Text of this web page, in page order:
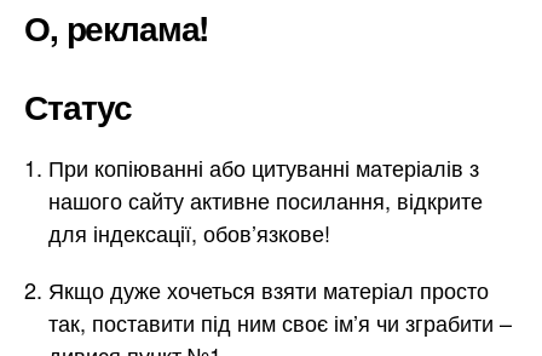
О, реклама!
Статус
При копіюванні або цитуванні матеріалів з
нашого сайту активне посилання, відкрите
для індексації, обов’язкове!
Якщо дуже хочеться взяти матеріал просто
так, поставити під ним своє ім’я чи зграбити –